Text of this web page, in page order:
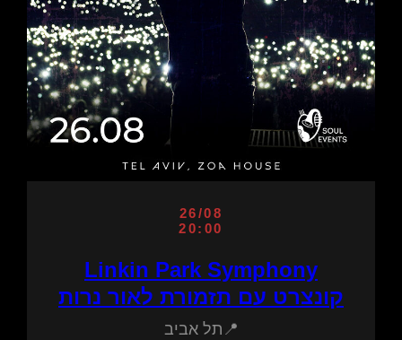
26/08
20:00
Linkin Park Symphony
קונצרט עם תזמורת לאור נרות
📍תל אביב